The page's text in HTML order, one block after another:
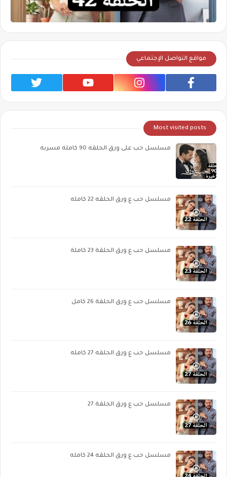
مواقع التواصل الإجتماعي
Most visited posts
مسلسل حب على ورق الحلقه 90 كامله مسربه
مسلسل حب ع ورق الحلقه 22 كامله
مسلسل حب ع ورق الحلقة 23 كاملة
مسلسل حب ع ورق الحلقة 26 كامل
مسلسل حب ع ورق الحلقه 27 كامله
مسلسل حب ع ورق الحلقة 27
مسلسل حب ع ورق الحلقه 24 كامله